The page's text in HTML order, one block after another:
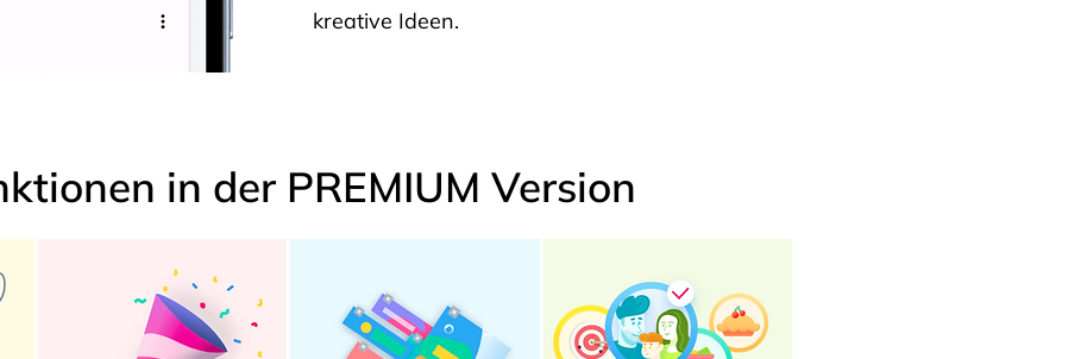
kreative Ideen.
in der PREMIUM Version